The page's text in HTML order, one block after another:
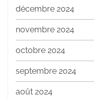
décembre 2024
novembre 2024
octobre 2024
septembre 2024
août 2024